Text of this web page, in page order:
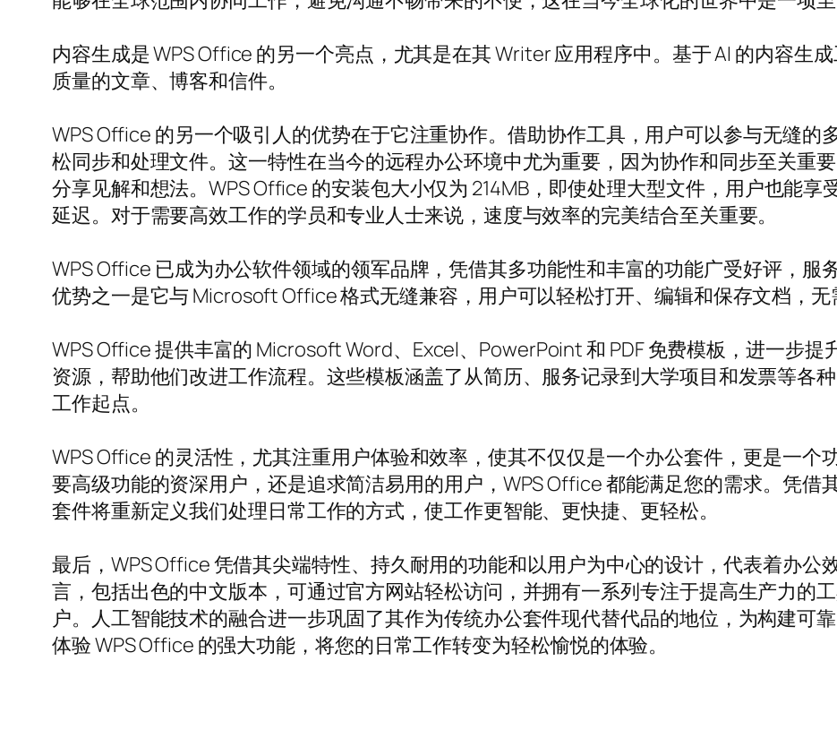
内容生成是 WPS Office 的另一个亮点，尤其是在其 Writer 应用程序中。基于 AI 的内容生
质量的文章、博客和信件。
WPS Office 的另一个吸引人的优势在于它注重协作。借助协作工具，用户可以参与无缝的
松同步和处理文件。这一特性在当今的远程办公环境中尤为重要，因为协作和同步至关重
分享见解和想法。WPS Office 的安装包大小仅为 214MB，即使处理大型文件，用户也能
延迟。对于需要高效工作的学员和专业人士来说，速度与效率的完美结合至关重要。
WPS Office 已成为办公软件领域的领军品牌，凭借其多功能性和丰富的功能广受好评，服
优势之一是它与 Microsoft Office 格式无缝兼容，用户可以轻松打开、编辑和保存文档，无
WPS Office 提供丰富的 Microsoft Word、Excel、PowerPoint 和 PDF 免费模板，进一步
资源，帮助他们改进工作流程。这些模板涵盖了从简历、服务记录到大学项目和发票等各
工作起点。
WPS Office 的灵活性，尤其注重用户体验和效率，使其不仅仅是一个办公套件，更是一个
要高级功能的资深用户，还是追求简洁易用的用户，WPS Office 都能满足您的需求。凭借
套件将重新定义我们处理日常工作的方式，使工作更智能、更快捷、更轻松。
最后，WPS Office 凭借其尖端特性、持久耐用的功能和以用户为中心的设计，代表着办公
言，包括出色的中文版本，可通过官方网站轻松访问，并拥有一系列专注于提高生产力的
户。人工智能技术的融合进一步巩固了其作为传统办公套件现代替代品的地位，为构建可
体验 WPS Office 的强大功能，将您的日常工作转变为轻松愉悦的体验。